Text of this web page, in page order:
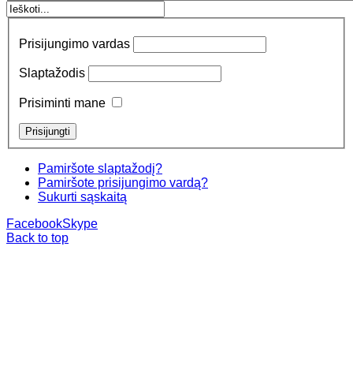
Prisijungimo vardas
Slaptažodis
Prisiminti mane
Pamiršote slaptažodį?
Pamiršote prisijungimo vardą?
Sukurti sąskaitą
FacebookSkype
Back to top